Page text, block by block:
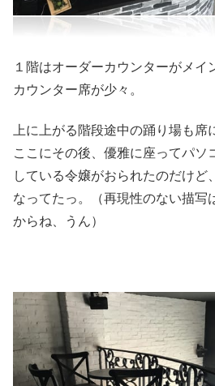
１階はオーダーカウンターがメイ
カウンター席が少々。
上に上がる階段途中の踊り場も席
ここにその後、優雅に座ってパソ
している令嬢がおられたのだけど
なってたっ。（再現性のない描写
からね、うん）